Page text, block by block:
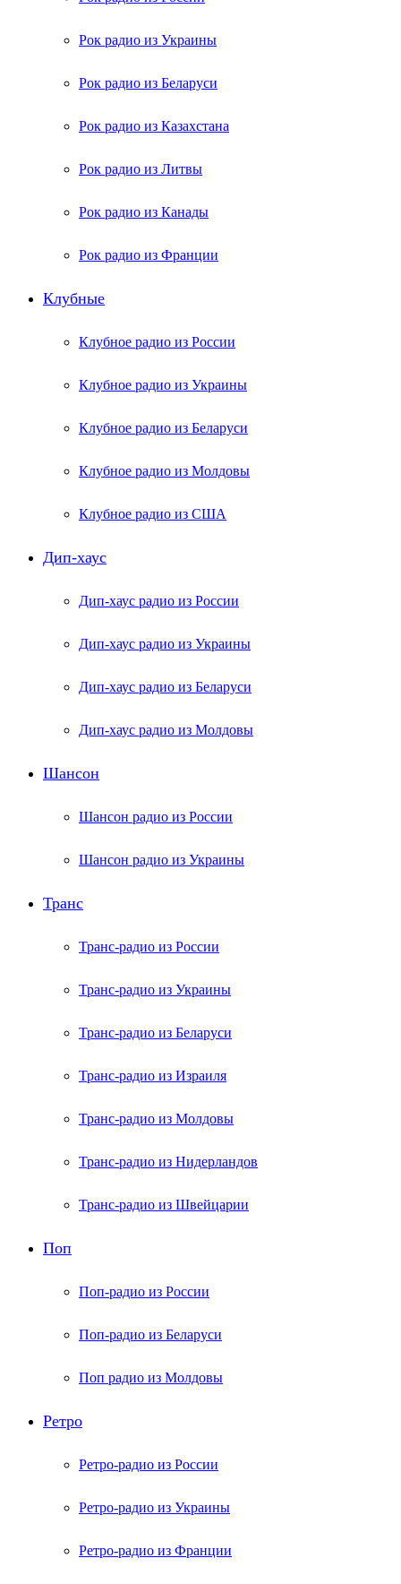
Рок радио из Украины
Рок радио из Беларуси
Рок радио из Казахстана
Рок радио из Литвы
Рок радио из Канады
Рок радио из Франции
Клубные
Клубное радио из России
Клубное радио из Украины
Клубное радио из Беларуси
Клубное радио из Молдовы
Клубное радио из США
Дип-хаус
Дип-хаус радио из России
Дип-хаус радио из Украины
Дип-хаус радио из Беларуси
Дип-хаус радио из Молдовы
Шансон
Шансон радио из России
Шансон радио из Украины
Транс
Транс-радио из России
Транс-радио из Украины
Транс-радио из Беларуси
Транс-радио из Израиля
Транс-радио из Молдовы
Транс-радио из Нидерландов
Транс-радио из Швейцарии
Поп
Поп-радио из России
Поп-радио из Беларуси
Поп радио из Молдовы
Ретро
Ретро-радио из России
Ретро-радио из Украины
Ретро-радио из Франции